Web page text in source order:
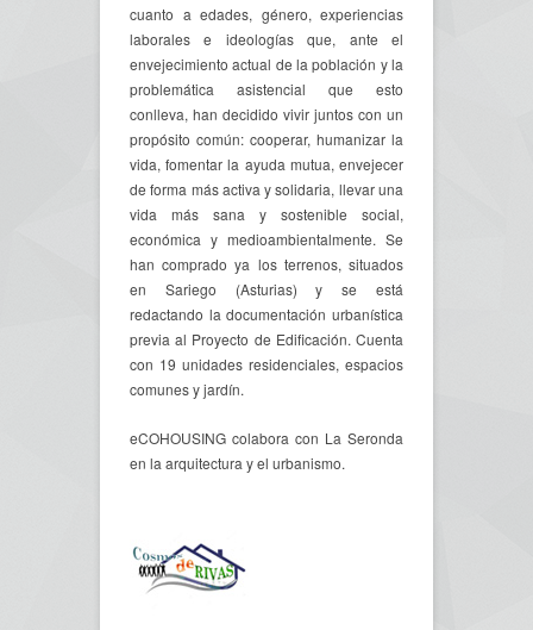
cuanto a edades, género, experiencias
laborales e ideologías que, ante el
envejecimiento actual de la población y la
problemática asistencial que esto
conlleva, han decidido vivir juntos con un
propósito común: cooperar, humanizar la
vida, fomentar la ayuda mutua, envejecer
de forma más activa y solidaria, llevar una
vida más sana y sostenible social,
económica y medioambientalmente. Se
han comprado ya los terrenos, situados
en Sariego (Asturias) y se está
redactando la documentación urbanística
previa al Proyecto de Edificación. Cuenta
con 19 unidades residenciales, espacios
comunes y jardín.
eCOHOUSING colabora con La Seronda
en la arquitectura y el urbanismo.